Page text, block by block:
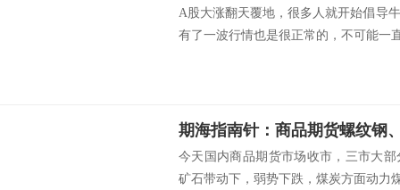
A股大涨翻天覆地，很多人就开始倡导
有了一波行情也是很正常的，不可能一
今天国内商品期货市场收市，三市大
矿石带动下，弱势下跌，煤炭方面动力